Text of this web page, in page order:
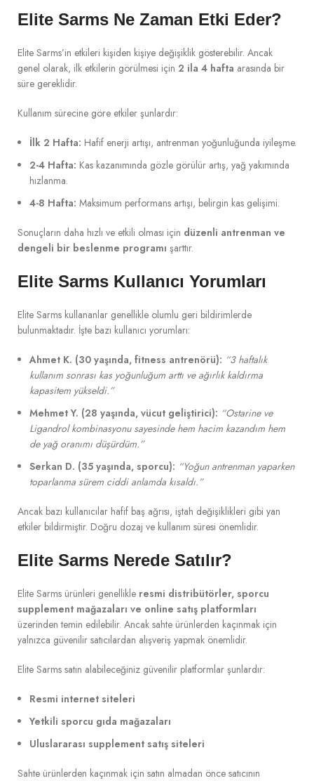
Elite Sarms Ne Zaman Etki Eder?
Elite Sarms’in etkileri kişiden kişiye değişiklik gösterebilir. Ancak
genel olarak, ilk etkilerin görülmesi için 2 ila 4 hafta arasında bir
süre gereklidir.
Kullanım sürecine göre etkiler şunlardır:
İlk 2 Hafta: Hafif enerji artışı, antrenman yoğunluğunda iyileşme.
2-4 Hafta: Kas kazanımında gözle görülür artış, yağ yakımında
hızlanma.
4-8 Hafta: Maksimum performans artışı, belirgin kas gelişimi.
Sonuçların daha hızlı ve etkili olması için düzenli antrenman ve
dengeli bir beslenme programı şarttır.
Elite Sarms Kullanıcı Yorumları
Elite Sarms kullananlar genellikle olumlu geri bildirimlerde
bulunmaktadır. İşte bazı kullanıcı yorumları:
Ahmet K. (30 yaşında, fitness antrenörü): “3 haftalık
kullanım sonrası kas yoğunluğum arttı ve ağırlık kaldırma
kapasitem yükseldi.”
Mehmet Y. (28 yaşında, vücut geliştirici): “Ostarine ve
Ligandrol kombinasyonu sayesinde hem hacim kazandım hem
de yağ oranımı düşürdüm.”
Serkan D. (35 yaşında, sporcu): “Yoğun antrenman yaparken
toparlanma sürem ciddi anlamda kısaldı.”
Ancak bazı kullanıcılar hafif baş ağrısı, iştah değişiklikleri gibi yan
etkiler bildirmiştir. Doğru dozaj ve kullanım süresi önemlidir.
Elite Sarms Nerede Satılır?
Elite Sarms ürünleri genellikle resmi distribütörler, sporcu
supplement mağazaları ve online satış platformları
üzerinden temin edilebilir. Ancak sahte ürünlerden kaçınmak için
yalnızca güvenilir satıcılardan alışveriş yapmak önemlidir.
Elite Sarms satın alabileceğiniz güvenilir platformlar şunlardır:
Resmi internet siteleri
Yetkili sporcu gıda mağazaları
Uluslararası supplement satış siteleri
Sahte ürünlerden kaçınmak için satın almadan önce satıcının